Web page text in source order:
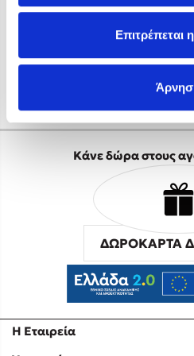
Επιτρέπεται
Δημοφιλείς Συγγραφείς
Φυστίκι ΠουΚυλάει
Παύλος Καστανάς
« 5 6 7 8
Η Εταιρεία
Κάνε δώρα στους
ΔΩΡΟΚΑΡΤΑ